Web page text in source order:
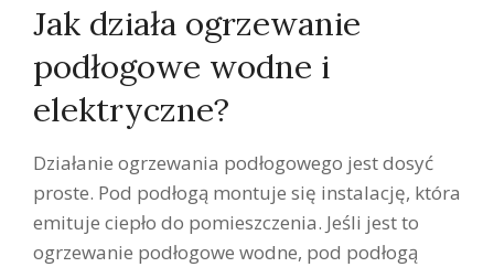
Jak działa ogrzewanie
podłogowe wodne i
elektryczne?
Działanie ogrzewania podłogowego jest dosyć
proste. Pod podłogą montuje się instalację, która
emituje ciepło do pomieszczenia. Jeśli jest to
ogrzewanie podłogowe wodne, pod podłogą